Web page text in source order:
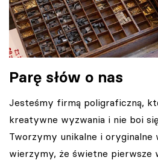
Parę słów o nas
Jesteśmy firmą poligraficzną,
kreatywne wyzwania i nie boi
Tworzymy unikalne i oryginalne
wierzymy, że świetne pierwsze